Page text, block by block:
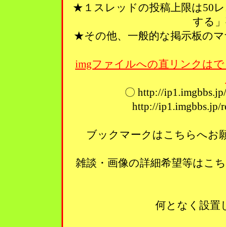
★１スレッドの投稿上限は50
する
★その他、一般的な掲示板の
imgファイルへの直リンクは
〇 http://
http://
ブックマークはこちらへ
雑談・画像の詳細希望等は
何となく設